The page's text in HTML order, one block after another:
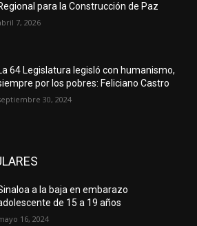
para la Construcción de Paz
7, 2026
64 Legislatura legisló con humanismo,
por los pobres: Feliciano Castro
30, 2024
a la baja en embarazo
de 15 a 19 años
16, 2024